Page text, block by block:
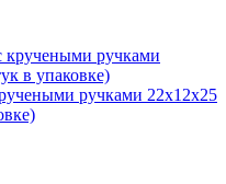
ручками 22х12х25